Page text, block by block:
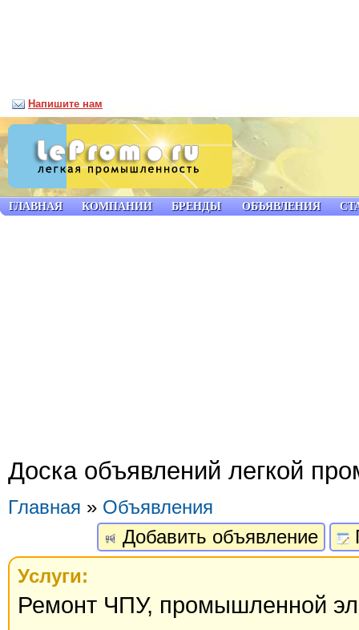
Доска объявлений легкой
Главная » Объявления
Добавить объявление
Услуги:
Ремонт ЧПУ, промышленной
ГЛАВНАЯ КОМПАНИИ БРЕНДЫ ОБЪЯВЛЕНИЯ
Напишите нам